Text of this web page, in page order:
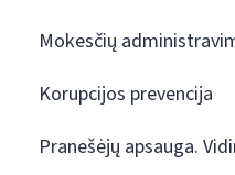
Mokesčių
Korupcijos prevencija
Pranešėjų apsauga.